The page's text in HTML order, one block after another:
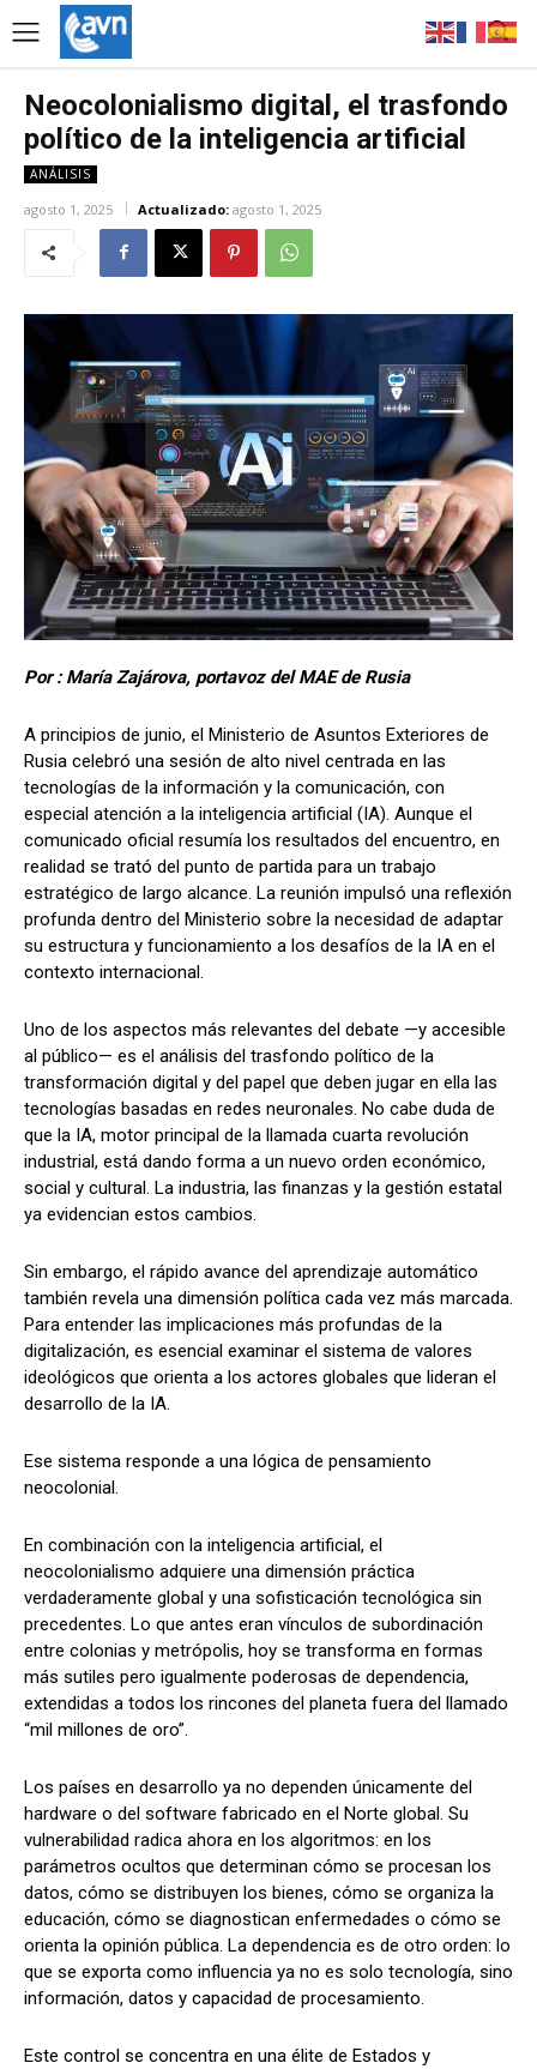
Neocolonialismo digital, el trasfondo
político de la inteligencia artificial
ANÁLISIS
agosto 1, 2025 Actualizado: agosto 1, 2025
Por : María Zajárova, portavoz del MAE de Rusia
A principios de junio, el Ministerio de Asuntos Exteriores de
Rusia celebró una sesión de alto nivel centrada en las
tecnologías de la información y la comunicación, con
especial atención a la inteligencia artificial (IA). Aunque el
comunicado oficial resumía los resultados del encuentro, en
realidad se trató del punto de partida para un trabajo
estratégico de largo alcance. La reunión impulsó una reflexión
profunda dentro del Ministerio sobre la necesidad de adaptar
su estructura y funcionamiento a los desafíos de la IA en el
contexto internacional.
Uno de los aspectos más relevantes del debate —y accesible
al público— es el análisis del trasfondo político de la
transformación digital y del papel que deben jugar en ella las
tecnologías basadas en redes neuronales. No cabe duda de
que la IA, motor principal de la llamada cuarta revolución
industrial, está dando forma a un nuevo orden económico,
social y cultural. La industria, las finanzas y la gestión estatal
ya evidencian estos cambios.
Sin embargo, el rápido avance del aprendizaje automático
también revela una dimensión política cada vez más marcada.
Para entender las implicaciones más profundas de la
digitalización, es esencial examinar el sistema de valores
ideológicos que orienta a los actores globales que lideran el
desarrollo de la IA.
Ese sistema responde a una lógica de pensamiento
neocolonial.
En combinación con la inteligencia artificial, el
neocolonialismo adquiere una dimensión práctica
verdaderamente global y una sofisticación tecnológica sin
precedentes. Lo que antes eran vínculos de subordinación
entre colonias y metrópolis, hoy se transforma en formas
más sutiles pero igualmente poderosas de dependencia,
extendidas a todos los rincones del planeta fuera del llamado
“mil millones de oro”.
Los países en desarrollo ya no dependen únicamente del
hardware o del software fabricado en el Norte global. Su
vulnerabilidad radica ahora en los algoritmos: en los
parámetros ocultos que determinan cómo se procesan los
datos, cómo se distribuyen los bienes, cómo se organiza la
educación, cómo se diagnostican enfermedades o cómo se
orienta la opinión pública. La dependencia es de otro orden: lo
que se exporta como influencia ya no es solo tecnología, sino
información, datos y capacidad de procesamiento.
Este control se concentra en una élite de Estados y